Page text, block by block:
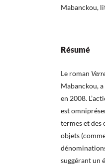
Mabanckou,
Résumé
Le roman Verr
Mabanckou,
en 2008.
est
termes et des
objets
suggérant un